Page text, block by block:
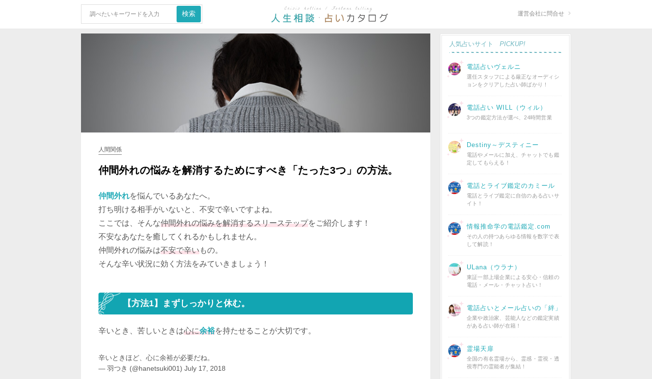
運営会社に問合せ
人間関係
仲間外れの悩みを解消するためにすべき「たった3つ」の方法。
仲間外れを悩んでいるあなたへ。
打ち明ける相手がいないと、不安で辛いですよね。
ここでは、そんな仲間外れの悩みを解消するスリーステップをご紹介します！
不安なあなたを癒してくれるかもしれません。
仲間外れの悩みは不安で辛いもの。
そんな辛い状況に効く方法をみていきましょう！
【方法1】まずしっかりと休む。
辛いとき、苦しいときは心に余裕を持たせることが大切です。
辛いときほど、心に余裕が必要だね。
— 羽つき (@hanetsuki001) July 17, 2018
人気占いサイト PICKUP!
電話占いヴェルニ
選任スタッフによる厳正なオーディシ
ョンをクリアした占い師ばかり！
電話占い WILL（ウィル）
3つの鑑定方法が選べ、24時間営業
Destiny～デスティニー
電話やメールに加え、チャットでも鑑
定してもらえる！
電話とライブ鑑定のカミール
電話とライブ鑑定に自信のある占いサ
イト！
情報推命学の電話鑑定.com
その人の持つあらゆる情報を数字で表
して解読！
ULana（ウラナ）
東証一部上場企業による安心・信頼の
電話・メール・チャット占い！
電話占いとメール占いの「絆」
企業や政治家、芸能人などの鑑定実績
がある占い師が在籍！
霊場天扉
全国の有名霊場から、霊感・霊視・透
視専門の霊能者が集結！